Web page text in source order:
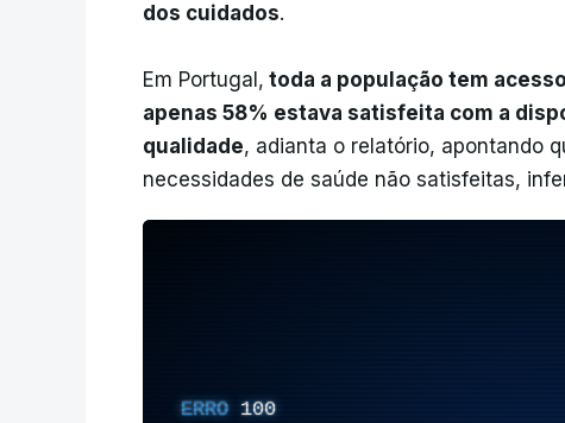
dos cuidados.
Em Portugal, toda a população tem
apenas 58% estava satisfeita com a
qualidade, adianta o relatório, apontando
necessidades de saúde não satisfeitas,
ERRO 100